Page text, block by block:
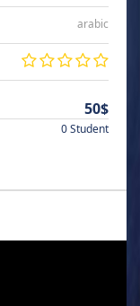
arabic
50$
0 Student